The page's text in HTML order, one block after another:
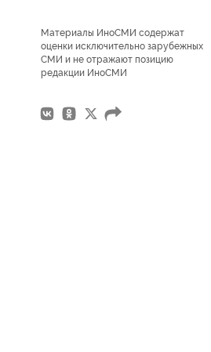
Материалы ИноСМИ содержат
оценки исключительно зарубежных
СМИ и не отражают позицию
редакции ИноСМИ